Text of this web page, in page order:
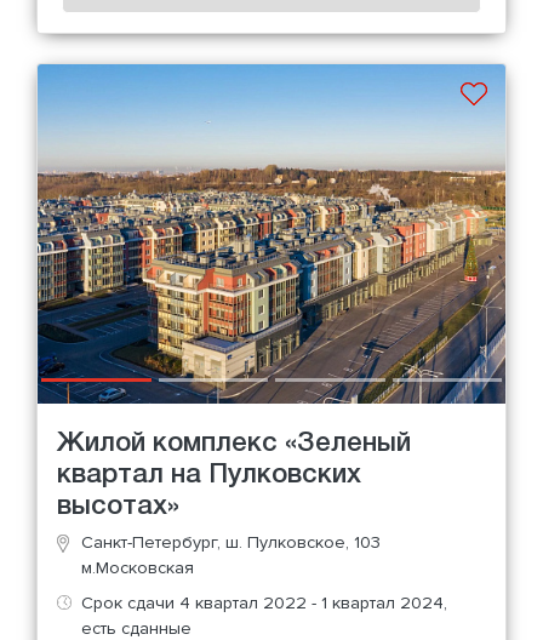
Жилой комплекс «Зеленый
квартал на Пулковских
высотах»
Санкт-Петербург, ш. Пулковское, 103
м.Московская
Срок сдачи 4 квартал 2022 - 1 квартал 2024,
есть сданные